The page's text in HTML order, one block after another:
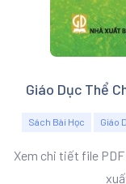
Giáo Dục Thể
Sách Bài Học Giáo
Xem chi tiết file PDF